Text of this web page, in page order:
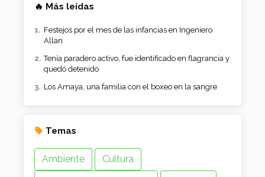
🔥 Más leídas
Festejos por el mes de las infancias en Ingeniero
Allan
Tenía paradero activo, fue identificado en flagrancia y
quedó detenido
Los Amaya, una familia con el boxeo en la sangre
Temas
Ambiente
Cultura